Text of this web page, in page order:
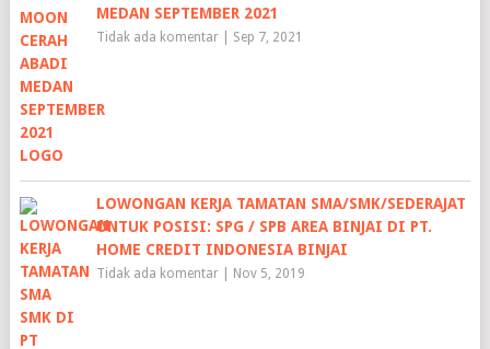
MEDAN SEPTEMBER 2021
Tidak ada komentar| Sep 7, 2021
LOWONGAN KERJA TAMATAN SMA/SMK/SEDERAJAT
UNTUK POSISI: SPG / SPB AREA BINJAI DI PT.
HOME CREDIT INDONESIA BINJAI
Tidak ada komentar| Nov 5, 2019